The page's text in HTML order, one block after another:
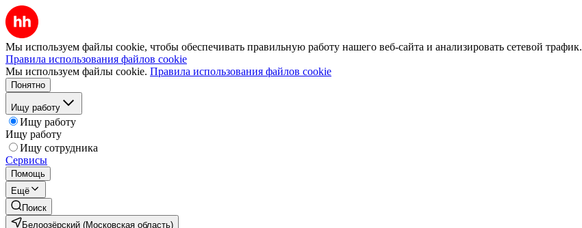
Мы используем файлы cookie, чтобы обеспечивать правильную работу нашего веб-сайта и анализировать сетевой трафик.
Правила использования файлов cookie
Мы используем файлы cookie. Правила использования файлов cookie
Понятно
Ищу работу
Ищу работу
Ищу работу
Ищу сотрудника
Сервисы
Помощь
Ещё
Поиск
Белоозёрский (Московская область)